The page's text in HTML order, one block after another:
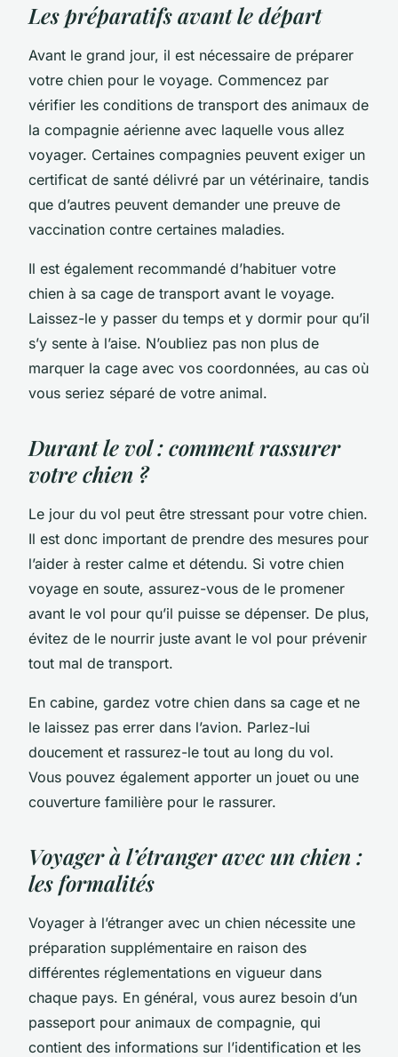
Les préparatifs avant le départ
Avant le grand jour, il est nécessaire de préparer
votre chien pour le voyage. Commencez par
vérifier les conditions de transport des animaux de
la compagnie aérienne avec laquelle vous allez
voyager. Certaines compagnies peuvent exiger un
certificat de santé délivré par un vétérinaire, tandis
que d’autres peuvent demander une preuve de
vaccination contre certaines maladies.
Il est également recommandé d’habituer votre
chien à sa cage de transport avant le voyage.
Laissez-le y passer du temps et y dormir pour qu’il
s’y sente à l’aise. N’oubliez pas non plus de
marquer la cage avec vos coordonnées, au cas où
vous seriez séparé de votre animal.
Durant le vol : comment rassurer
votre chien ?
Le jour du vol peut être stressant pour votre chien.
Il est donc important de prendre des mesures pour
l’aider à rester calme et détendu. Si votre chien
voyage en soute, assurez-vous de le promener
avant le vol pour qu’il puisse se dépenser. De plus,
évitez de le nourrir juste avant le vol pour prévenir
tout mal de transport.
En cabine, gardez votre chien dans sa cage et ne
le laissez pas errer dans l’avion. Parlez-lui
doucement et rassurez-le tout au long du vol.
Vous pouvez également apporter un jouet ou une
couverture familière pour le rassurer.
Voyager à l’étranger avec un chien :
les formalités
Voyager à l’étranger avec un chien nécessite une
préparation supplémentaire en raison des
différentes réglementations en vigueur dans
chaque pays. En général, vous aurez besoin d’un
passeport pour animaux de compagnie, qui
contient des informations sur l’identification et les